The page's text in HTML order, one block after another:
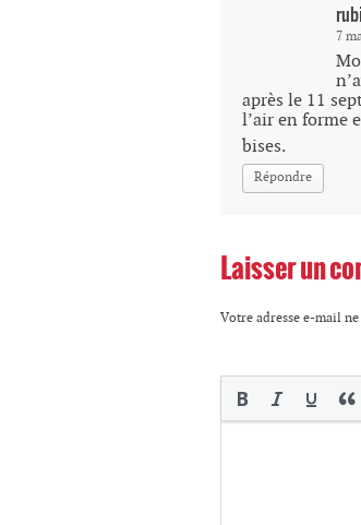
7
après le 11
l’air en forme
bises.
Répondre
Laisser un
Votre adresse e-mail